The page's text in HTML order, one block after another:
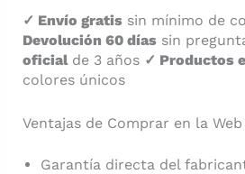
✓ Envío gratissin mínimo de
Devolución 60 díassin
oficialde 3 años ✓ Productos
colores únicos
Ventajas de Comprar en la
Garantía directa del